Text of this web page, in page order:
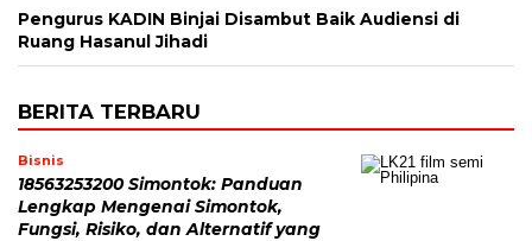
Pengurus KADIN Binjai Disambut Baik Audiensi di
Ruang Hasanul Jihadi
BERITA TERBARU
Bisnis
18563253200 Simontok: Panduan
Lengkap Mengenai Simontok,
Fungsi, Risiko, dan Alternatif yang